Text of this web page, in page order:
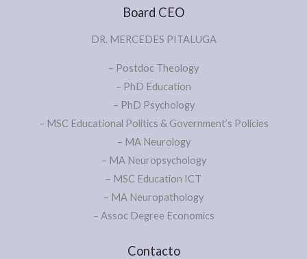
Board CEO
DR. MERCEDES PITALUGA
– Postdoc Theology
– PhD Education
– PhD Psychology
– MSC Educational Politics & Government’s Policies
– MA Neurology
– MA Neuropsychology
– MSC Education ICT
– MA Neuropathology
– Assoc Degree Economics
Contacto